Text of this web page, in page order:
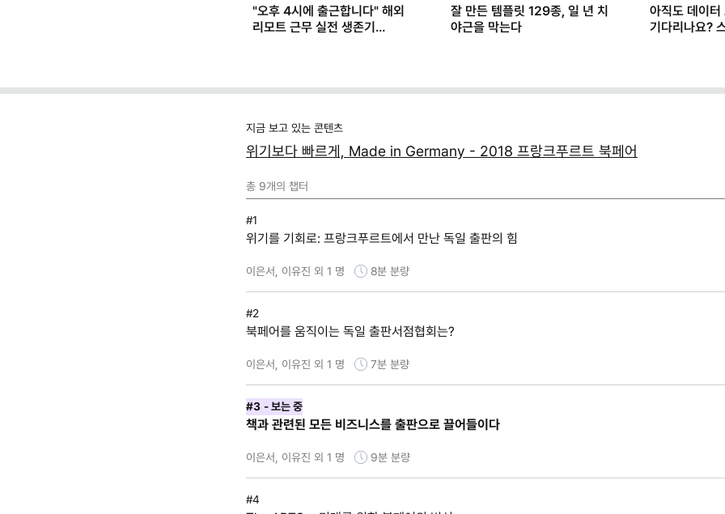
"오후 4시에 출근합니다" 해외
리모트 근무 실전 생존기
잘 만든 템플릿 129종, 일 년 치
야근을 막는다
아직도 데이터
기다리나요?
지금 보고 있는 콘텐츠
위기보다 빠르게, Made in Germany - 2018 프랑크푸르트 북페어
총 9개의 챕터
#1
위기를 기회로: 프랑크푸르트에서 만난 독일 출판의 힘
이은서, 이유진 외 1 명 8분 분량
#2
북페어를 움직이는 독일 출판서점협회는?
이은서, 이유진 외 1 명 7분 분량
#3 - 보는 중
책과 관련된 모든 비즈니스를 출판으로 끌어들이다
이은서, 이유진 외 1 명 9분 분량
#4